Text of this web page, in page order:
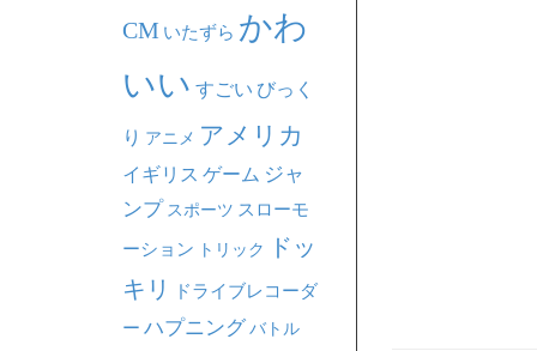
CM いたずら かわ
いい すごい びっく
り アニメ アメリカ
イギリス ゲーム ジャ
ンプ スポーツ スローモ
ーション トリック
ドッ
キリ
ドライブレコーダ
ー ハプニング バトル